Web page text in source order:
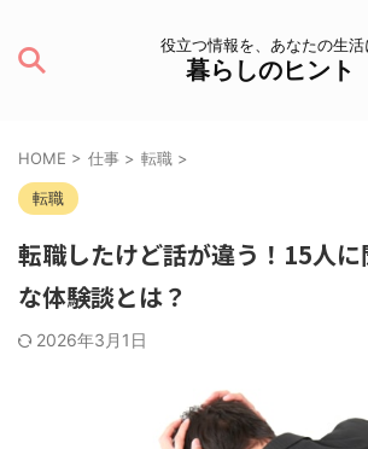
役立つ情報を、あなたの生活
暮らしのヒント
HOME > 仕事 > 転職 >
転職
転職したけど話が違う！15人
な体験談とは？
2026年3月1日